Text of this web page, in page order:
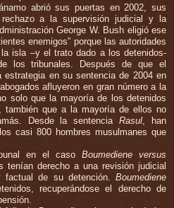
abrió sus puertas en 2002, sus
a la supervisión judicial y la
George W. Bush eligió ese
enemigos” porque las autoridades
isla –y el trato dado a los detenidos-
los tribunales. Después de que el
estrategia en su sentencia de 2004 en
abogados afluyeron en gran número a la
solo que la mayoría de los detenidos
también que a la mayoría de ellos no
Desde la sentenciaRasul , han
casi 800 hombres musulmanes que
en el caso Boumediene versus
tenían derecho a una revisión judicial
de su detención. Boumediene
recuperándose el derecho de